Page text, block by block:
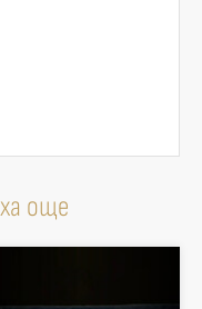
още